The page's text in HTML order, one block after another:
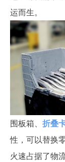
运而生。
围板箱、 折叠
性，可以替换
火速占据了物